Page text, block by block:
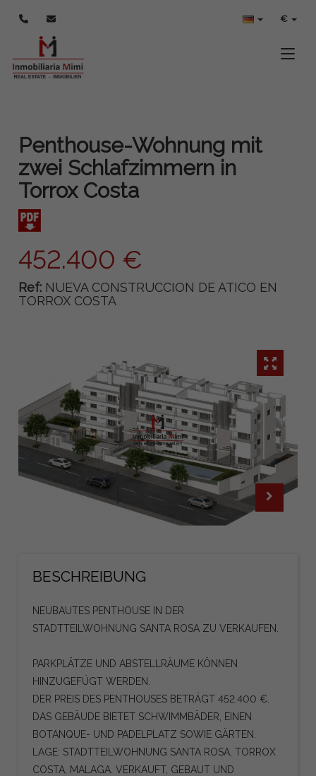
€
Penthouse-Wohnung mit
zwei Schlafzimmern in
Torrox Costa
452.400 €
Ref: NUEVA CONSTRUCCION DE ATICO EN
TORROX COSTA
BESCHREIBUNG
NEUBAUTES PENTHOUSE IN DER
STADTTEILWOHNUNG SANTA ROSA ZU VERKAUFEN.
PARKPLÄTZE UND ABSTELLRÄUME KÖNNEN
HINZUGEFÜGT WERDEN.
DER PREIS DES PENTHOUSES BETRÄGT 452.400 €.
DAS GEBÄUDE BIETET SCHWIMMBÄDER, EINEN
BOTANQUE- UND PADELPLATZ SOWIE GÄRTEN.
LAGE: STADTTEILWOHNUNG SANTA ROSA, TORROX
COSTA, MALAGA. VERKAUFT, GEBAUT UND